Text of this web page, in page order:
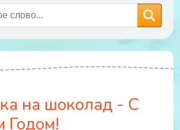
на шоколад - С
Годом!